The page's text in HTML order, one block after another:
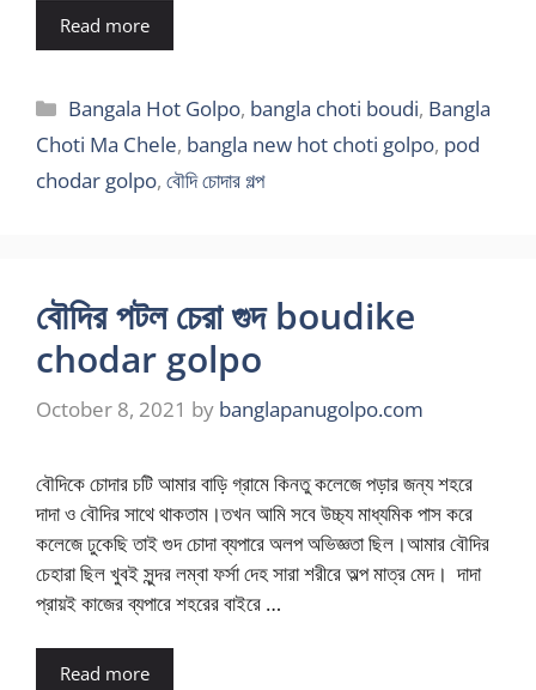
Read more
Categories
Bangala Hot Golpo, bangla choti boudi, Bangla
Choti Ma Chele, bangla new hot choti golpo, pod
chodar golpo, বৌদি চোদার গল্প
বৌদির পটল চেরা গুদ boudike
chodar golpo
October 8, 2021 by banglapanugolpo.com
বৌদিকে চোদার চটি আমার বাড়ি গ্রামে কিনতু কলেজে পড়ার জন্য শহরে
দাদা ও বৌদির সাথে থাকতাম।তখন আমি সবে উচ্চ্য মাধ্যমিক পাস করে
কলেজে ঢুকেছি তাই গুদ চোদা ব্যপারে অলপ অভিজ্ঞতা ছিল।আমার বৌদির
চেহারা ছিল খুবই সুন্দর লম্বা ফর্সা দেহ সারা শরীরে অল্প মাত্র মেদ। দাদা
প্রায়ই কাজের ব্যপারে শহরের বাইরে …
Read more